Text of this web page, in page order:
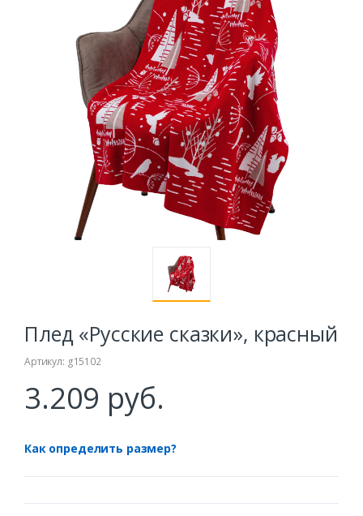
Плед «Русские сказки», красный
Артикул: g15102
3.209 руб.
Как определить размер?